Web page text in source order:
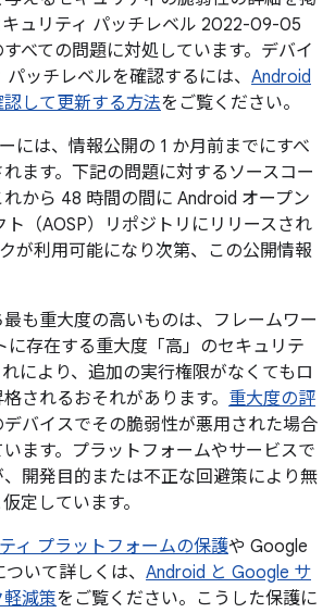
キュリティ パッチレベル 2022-09-05
べての問題に対処しています。デバイ
ッチレベルを確認するには、 Android
して更新する方法をご覧ください。
には、情報公開の 1 か月前までにすべ
ます。下記の問題に対するソースコー
れから 48 時間の間に Android オープン
ト（AOSP）リポジトリにリリースされ
が利用可能になり次第、この公開情報
も重大度の高いものは、フレームワー
に存在する重大度「高」のセキュリテ
により、追加の実行権限がなくてもロ
されるおそれがあります。 重大度の評
バイスでその脆弱性が悪用された場合
ます。プラットフォームやサービスで
開発目的または不正な回避策により無
定しています。
ィ プラットフォームの保護や Google
いて詳しくは、 Android と Google サ
減策をご覧ください。こうした保護に